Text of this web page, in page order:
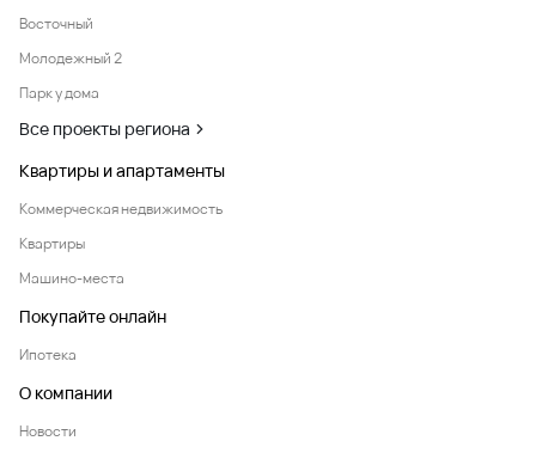
Восточный
Молодежный 2
Парк у дома
Все проекты региона
Квартиры и апартаменты
Коммерческая недвижимость
Квартиры
Машино-места
Покупайте онлайн
Ипотека
О компании
Новости